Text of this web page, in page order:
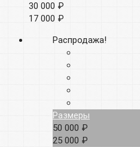
30 000 ₽
17 000 ₽
Распродажа!
Размеры
50 000 ₽
25 000 ₽